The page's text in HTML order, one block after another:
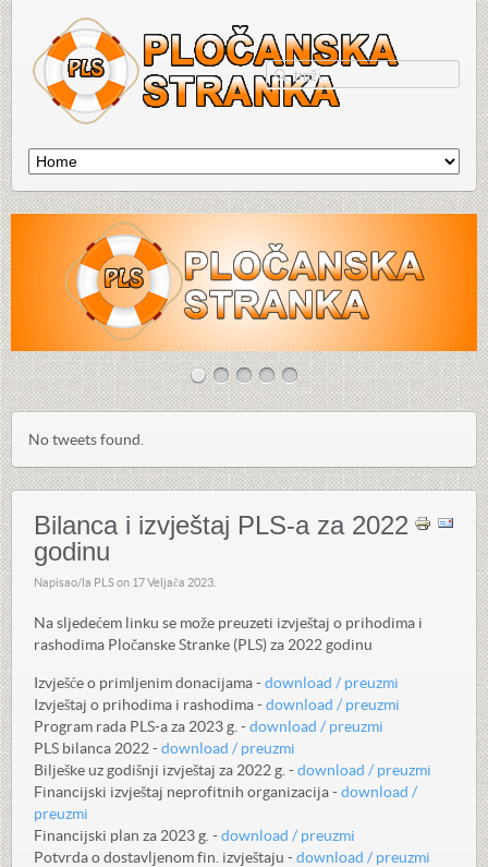
No tweets found.
Bilanca i izvještaj PLS-a za 2022
godinu
Napisao/la PLS on 17 Veljača 2023
Na sljedećem linku se može preuzeti izvještaj o prihodima i
rashodima Pločanske Stranke (PLS) za 2022 godinu
Izvješće o primljenim donacijama -download / preuzmi
Izvještaj o prihodima i rashodima -download / preuzmi
Program rada PLS-a za 2023 g. -download / preuzmi
PLS bilanca 2022 -download / preuzmi
Bilješke uz godišnji izvještaj za 2022 g. -download / preuzmi
Financijski izvještaj neprofitnih organizacija -download /
preuzmi
Financijski plan za 2023 g. -download / preuzmi
Potvrda o dostavljenom fin. izvještaju -download / preuzmi